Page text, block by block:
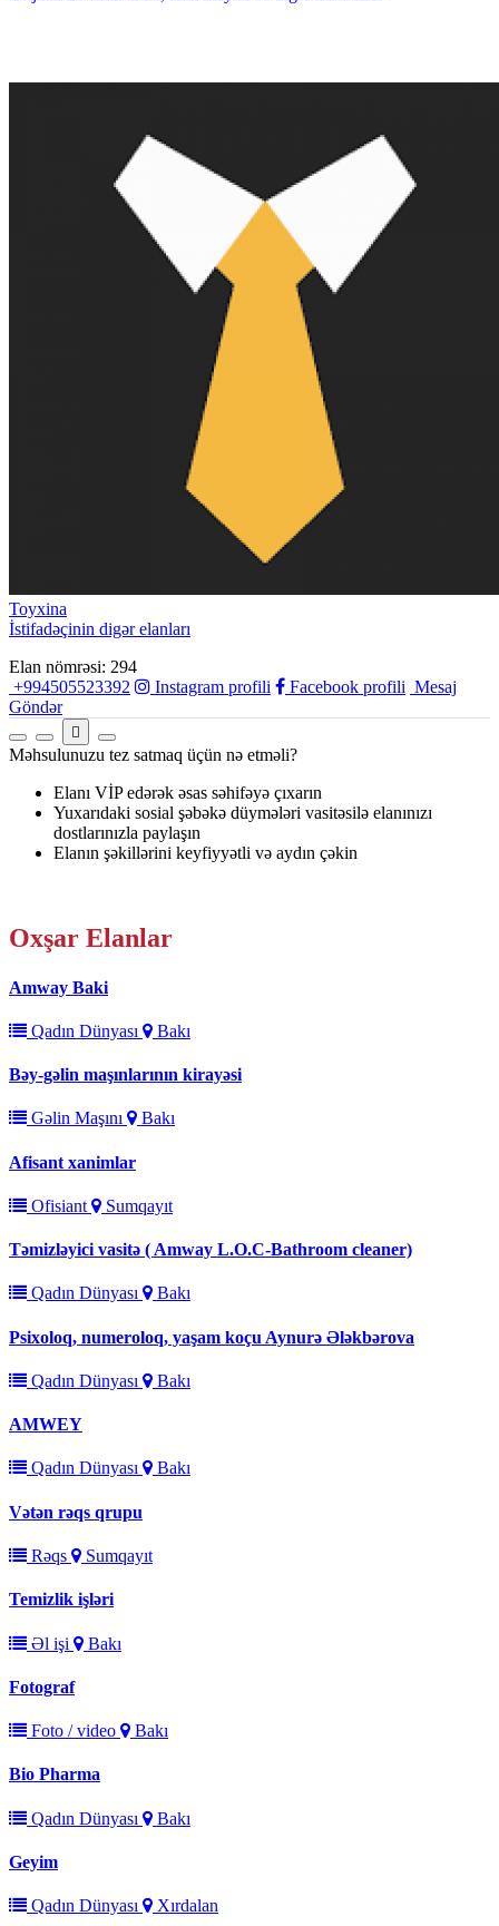
Toyxina
İstifadəçinin digər elanları
Elan nömrəsi: 294
+994505523392
Instagram profili Facebook profili Mesaj
Göndər
Məhsulunuzu tez satmaq üçün nə etməli?
Elanı VİP edərək əsas səhifəyə çıxarın
Yuxarıdaki sosial şəbəkə düymələri vasitəsilə elanınızı
dostlarınızla paylaşın
Elanın şəkillərini keyfiyyətli və aydın çəkin
Oxşar Elanlar
Amway Baki
Qadın Dünyası Bakı
Bəy-gəlin maşınlarının kirayəsi
Gəlin Maşını Bakı
Afisant xanimlar
Ofisiant Sumqayıt
Təmizləyici vasitə ( Amway L.O.C-Bathroom cleaner)
Qadın Dünyası Bakı
Psixoloq, numeroloq, yaşam koçu Aynurə Ələkbərova
Qadın Dünyası Bakı
AMWEY
Qadın Dünyası Bakı
Vətən rəqs qrupu
Rəqs Sumqayıt
Temizlik işləri
Əl işi Bakı
Fotograf
Foto / video Bakı
Bio Pharma
Qadın Dünyası Bakı
Geyim
Qadın Dünyası Xırdalan